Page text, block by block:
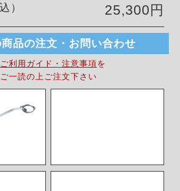
） 25,300円
商品の注文・お問い合わせ
ご利用ガイド・注意事項を
ご一読の上ご注文下さい